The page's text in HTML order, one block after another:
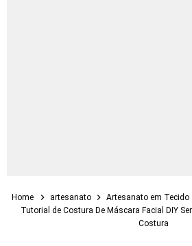
Home artesanato Artesanato em Tecido
Tutorial de Costura De Máscara Facial DIY
Costura